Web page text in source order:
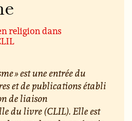
religion dans
» est une entrée du
et de publications établi
de liaison
du livre (CLIL). Elle est